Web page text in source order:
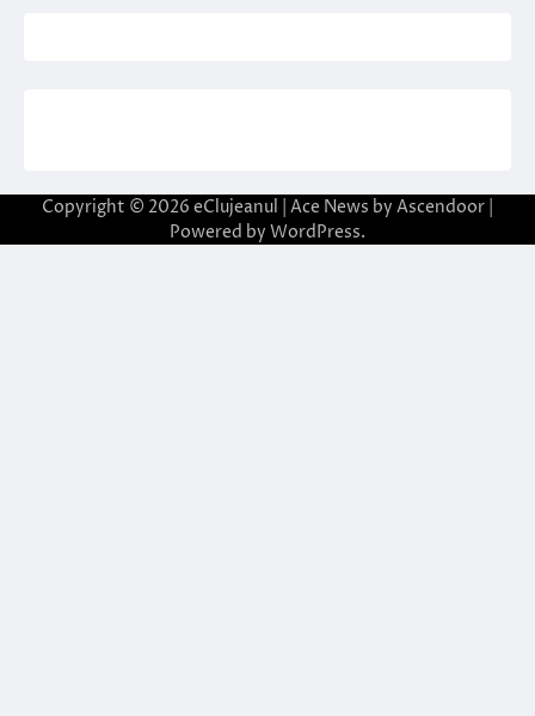
Copyright © 2026 eClujeanul | Ace News by Ascendoor
Powered by WordPress.